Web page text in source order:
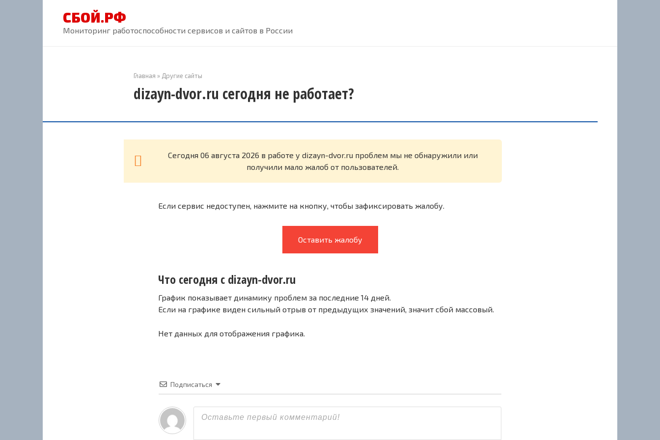
СБОЙ.РФ
Мониторинг работоспособности сервисов и сайтов в России
Главная » Другие сайты
dizayn-dvor.ru сегодня не работает?
Cегодня 06 августа 2026 в работе у dizayn-dvor.ru проблем мы не обнаружили или
получили мало жалоб от пользователей.
Если сервис недоступен, нажмите на кнопку, чтобы зафиксировать жалобу.
Оставить жалобу
Что сегодня с dizayn-dvor.ru
График показывает динамику проблем за последние 14 дней.
Если на графике виден сильный отрыв от предыдущих значений, значит сбой массовый.
Нет данных для отображения графика.
Подписаться